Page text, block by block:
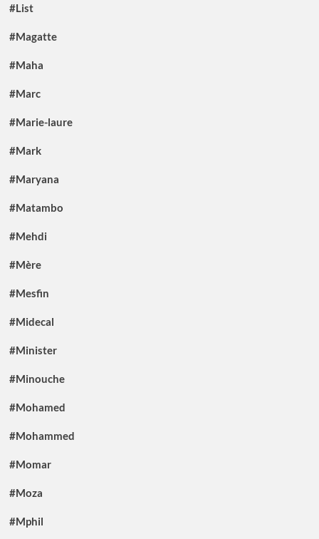
#List
#Magatte
#Maha
#Marc
#Marie-laure
#Mark
#Maryana
#Matambo
#Mehdi
#Mère
#Mesfin
#Midecal
#Minister
#Minouche
#Mohamed
#Mohammed
#Momar
#Moza
#Mphil